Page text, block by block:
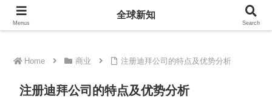
全球新知
Home 商业 注册迪拜公司的特点及优势分析
注册迪拜公司的特点及优势分析
Menus
全球新知
Search